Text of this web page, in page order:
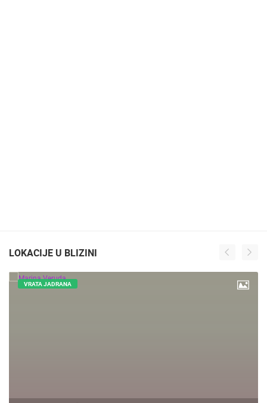
LOKACIJE U BLIZINI
VRATA JADRANA